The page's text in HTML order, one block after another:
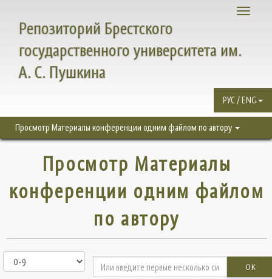
Toggle
Репозиторий Брестского
государственного университета им.
А. С. Пушкина
РУС / ENG
Просмотр Материалы конференции одним файлом по автору
Просмотр Материалы
конференции одним файлом
по автору
OK